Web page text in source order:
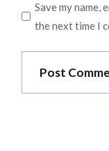
Save my name,
the next time I
Post